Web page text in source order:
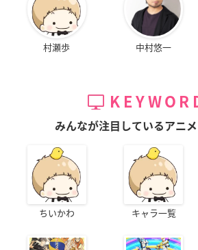
村瀬歩 中村悠一
みんなが注目しているアニ
ちいかわ キャラ一覧